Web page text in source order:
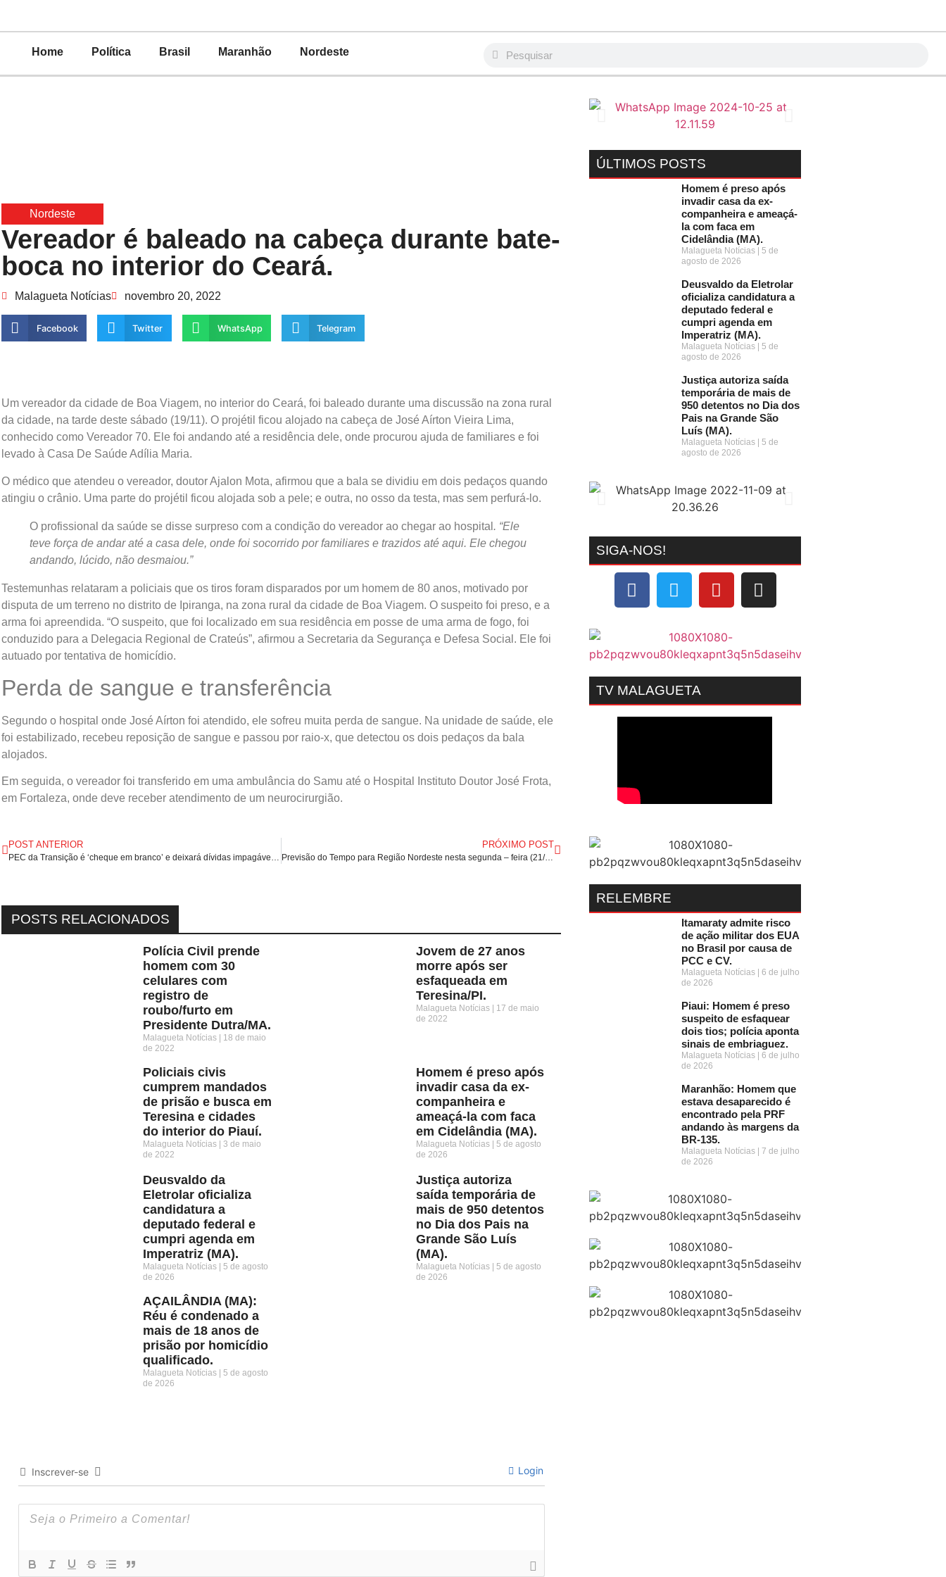
Home Política Brasil Maranhão Nordeste
Nordeste
Vereador é baleado na cabeça durante bate-
boca no interior do Ceará.
Malagueta Notícias novembro 20, 2022
Facebook Twitter WhatsApp Telegram
Um vereador da cidade de Boa Viagem, no interior do Ceará, foi baleado durante uma discussão na zona rural
da cidade, na tarde deste sábado (19/11). O projétil ficou alojado na cabeça de José Aírton Vieira Lima,
conhecido como Vereador 70. Ele foi andando até a residência dele, onde procurou ajuda de familiares e foi
levado à Casa De Saúde Adília Maria.
O médico que atendeu o vereador, doutor Ajalon Mota, afirmou que a bala se dividiu em dois pedaços quando
atingiu o crânio. Uma parte do projétil ficou alojada sob a pele; e outra, no osso da testa, mas sem perfurá-lo.
O profissional da saúde se disse surpreso com a condição do vereador ao chegar ao hospital . “Ele
teve força de andar até a casa dele, onde foi socorrido por familiares e trazidos até aqui. Ele chegou
andando, lúcido, não desmaiou.”
Testemunhas relataram a policiais que os tiros foram disparados por um homem de 80 anos, motivado por
disputa de um terreno no distrito de Ipiranga, na zona rural da cidade de Boa Viagem. O suspeito foi preso, e a
arma foi apreendida. “O suspeito, que foi localizado em sua residência em posse de uma arma de fogo, foi
conduzido para a Delegacia Regional de Crateús”, afirmou a Secretaria da Segurança e Defesa Social. Ele foi
autuado por tentativa de homicídio.
Perda de sangue e transferência
Segundo o hospital onde José Aírton foi atendido, ele sofreu muita perda de sangue. Na unidade de saúde, ele
foi estabilizado, recebeu reposição de sangue e passou por raio-x, que detectou os dois pedaços da bala
alojados.
Em seguida, o vereador foi transferido em uma ambulância do Samu até o Hospital Instituto Doutor José Frota,
em Fortaleza, onde deve receber atendimento de um neurocirurgião.
POST ANTERIOR
PEC da Transição é ‘cheque em branco’ e deixará dívidas impagáveis, dizem economistas.
PRÓXIMO POST
Previsão do Tempo para Região Nordeste nesta segunda – feira (21/11).
POSTS RELACIONADOS
Polícia Civil prende
homem com 30
celulares com
registro de
roubo/furto em
Presidente Dutra/MA.
Malagueta Notícias
18 de maio
de 2022
Jovem de 27 anos
morre após ser
esfaqueada em
Teresina/PI.
Malagueta Notícias
17 de maio
de 2022
Policiais civis
cumprem mandados
de prisão e busca em
Teresina e cidades
do interior do Piauí.
Malagueta Notícias
3 de maio
de 2022
Homem é preso após
invadir casa da ex-
companheira e
ameaçá-la com faca
em Cidelândia (MA).
Malagueta Notícias
5 de agosto
de 2026
Deusvaldo da
Eletrolar oficializa
candidatura a
deputado federal e
cumpri agenda em
Imperatriz (MA).
Malagueta Notícias
5 de agosto
de 2026
Justiça autoriza
saída temporária de
mais de 950 detentos
no Dia dos Pais na
Grande São Luís
(MA).
Malagueta Notícias
5 de agosto
de 2026
AÇAILÂNDIA (MA):
Réu é condenado a
mais de 18 anos de
prisão por homicídio
qualificado.
Malagueta Notícias
5 de agosto
de 2026
Inscrever-se Login
ÚLTIMOS POSTS
Homem é preso após
invadir casa da ex-
companheira e ameaçá-
la com faca em
Cidelândia (MA).
Malagueta Notícias
5 de
agosto de 2026
Deusvaldo da Eletrolar
oficializa candidatura a
deputado federal e
cumpri agenda em
Imperatriz (MA).
Malagueta Notícias
5 de
agosto de 2026
Justiça autoriza saída
temporária de mais de
950 detentos no Dia dos
Pais na Grande São
Luís (MA).
Malagueta Notícias
5 de
agosto de 2026
SIGA-NOS!
TV MALAGUETA
RELEMBRE
Itamaraty admite risco
de ação militar dos EUA
no Brasil por causa de
PCC e CV.
Malagueta Notícias
6 de julho
de 2026
Piaui: Homem é preso
suspeito de esfaquear
dois tios; polícia aponta
sinais de embriaguez.
Malagueta Notícias
6 de julho
de 2026
Maranhão: Homem que
estava desaparecido é
encontrado pela PRF
andando às margens da
BR-135.
Malagueta Notícias
7 de julho
de 2026